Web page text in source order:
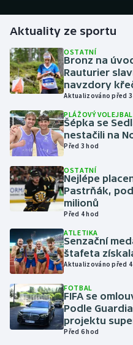
Golf
Gymnastika
Házená
Jezdectví
Judo
Krasobruslení
Lezení
Lyže a snowboard
Moderní pětiboj
Motorsport
Olympijské hry
Aktuality ze sportu
OSTATNÍ
Bronz na
Rauturier
navzdory
Aktualizováno před
PLÁŽOVÝ VOLEJBAL
Šépka se
nestačili na
Před 3 hod
OSTATNÍ
Nejlépe
Pastrňák,
milionů
Před 4 hod
ATLETIKA
Senzační
štafeta
Aktualizováno před
FOTBAL
FIFA se
Podle
projektu
Před 6 hod